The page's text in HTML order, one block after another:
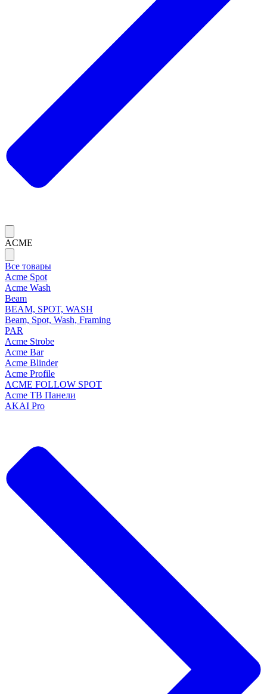
ACME
Все товары
Acme Spot
Acme Wash
Beam
BEAM, SPOT, WASH
Beam, Spot, Wash, Framing
PAR
Acme Strobe
Acme Bar
Acme Blinder
Acme Profile
ACME FOLLOW SPOT
Acme ТВ Панели
AKAI Pro